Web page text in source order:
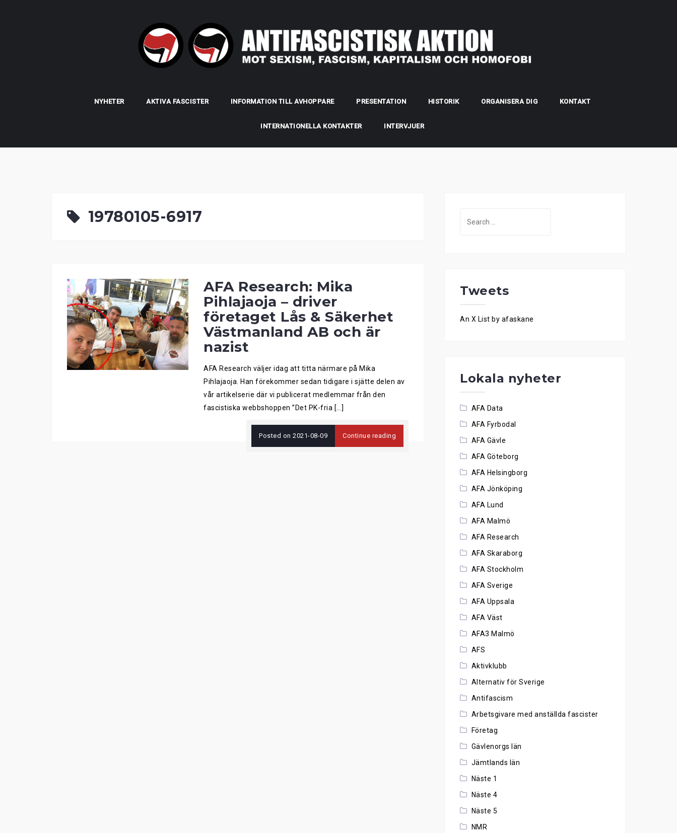
NYHETER AKTIVA FASCISTER INFORMATION TILL AVHOPPARE PRESENTATION HISTORIK ORGANISERA DIG KONTAKT
INTERNATIONELLA KONTAKTER INTERVJUER
19780105-6917
AFA Research: Mika
Pihlajaoja – driver
företaget Lås & Säkerhet
Västmanland AB och är
nazist
AFA Research väljer idag att titta närmare på Mika
Pihlajaoja. Han förekommer sedan tidigare i sjätte delen av
vår artikelserie där vi publicerat medlemmar från den
fascistiska webbshoppen ”Det PK-fria […]
Posted on 2021-08-09 Continue reading
Tweets
An X List by afaskane
Lokala nyheter
AFA Data
AFA Fyrbodal
AFA Gävle
AFA Göteborg
AFA Helsingborg
AFA Jönköping
AFA Lund
AFA Malmö
AFA Research
AFA Skaraborg
AFA Stockholm
AFA Sverige
AFA Uppsala
AFA Väst
AFA3 Malmö
AFS
Aktivklubb
Alternativ för Sverige
Antifascism
Arbetsgivare med anställda fascister
Företag
Gävlenorgs län
Jämtlands län
Näste 1
Näste 4
Näste 5
NMR